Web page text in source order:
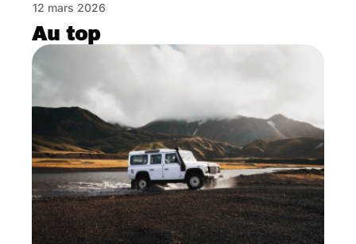
12 mars 2026
Au top